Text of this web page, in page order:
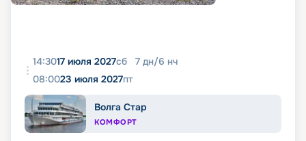
14:3017 июля 2027сб 7 дн/6 нч
08:0023 июля 2027пт
Волга Стар
КОМФОРТ